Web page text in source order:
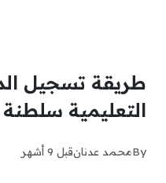
طريقة تسجيل
التعليمية
Byمحمد عدنانقبل 9 أشهر